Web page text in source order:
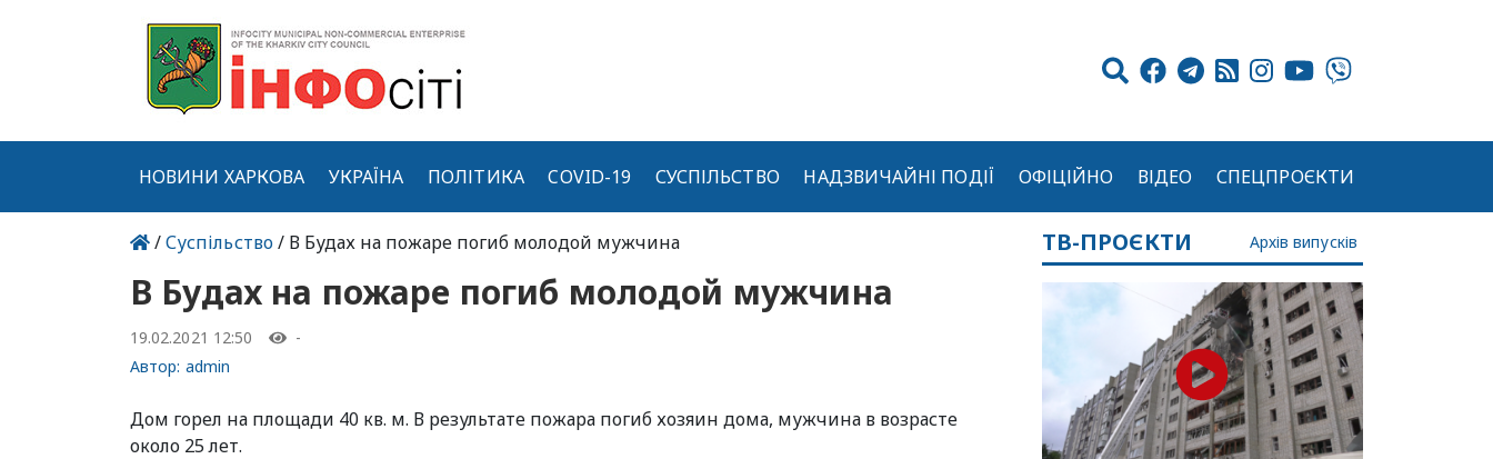
НОВИНИ ХАРКОВА УКРАЇНА ПОЛІТИКА COVID-19 СУСПІЛЬСТВО НАДЗВИЧАЙНІ ПОДІЇ ОФІЦІЙНО ВІДЕО СПЕЦПРОЄКТИ
/Суспільство/ В Будах на пожаре погиб молодой мужчина
В Будах на пожаре погиб молодой мужчина
19.02.2021 12:50
-
Автор: admin
Дом горел на площади 40 кв. м. В результате пожара погиб хозяин дома, мужчина в возрасте
около 25 лет.
ТВ-ПРОЄКТИ Архів випусків